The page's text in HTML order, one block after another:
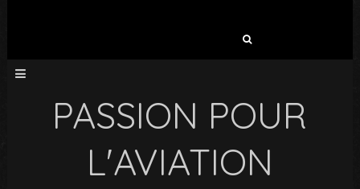
PASSION POUR
L'AVIATION